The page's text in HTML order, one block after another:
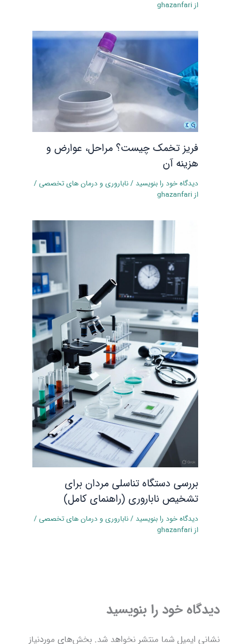
از ghazanfari
فریز تخمک چیست؟ مراحل، عوارض و
هزینه آن
دیدگاه‌ خود را بنویسید /ناباروری و درمان‌ های تخصصی/
از ghazanfari
بررسی دستگاه تناسلی مردان برای
تشخیص ناباروری (راهنمای کامل)
دیدگاه‌ خود را بنویسید /ناباروری و درمان‌ های تخصصی/
از ghazanfari
دیدگاه‌ خود را بنویسید
نشانی ایمیل شما منتشر نخواهد شد. بخش‌های موردنیاز